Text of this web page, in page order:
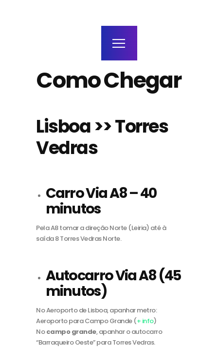
agenda / bilhetes
alugar
mais
Como Chegar
Lisboa >> Torres
Vedras
Carro Via A8 – 40
minutos
Pela A8 tomar a direção Norte (Leiria) até à
saída 8 Torres Vedras Norte.
Autocarro Via A8 (45
minutos)
No Aeroporto de Lisboa, apanhar metro:
Aeroporto para Campo Grande (+ info)
Nocampo grande, apanhar o autocarro
“Barraqueiro Oeste” para Torres Vedras.